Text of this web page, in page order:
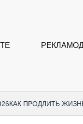
КАК ПРОДЛИТЬ